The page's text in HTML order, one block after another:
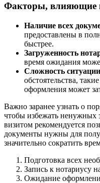
Факторы, влияющие
Наличие всех
предоставлены в
быстрее.
Загруженность
время ожидания
Сложность
обстоятельства,
оформления может
Важно заранее узнать о
чтобы избежать ненужных
визитом рекомендуется
документы нужны для
значительно сократить
Подготовка всех
Запись к нотариусу
Ожидание